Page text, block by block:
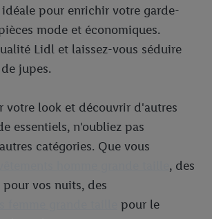
pour enrichir votre garde-
mode et économiques.
Lidl et laissez-vous séduire
jupes.
votre look et découvrir d'autres
essentiels, n'oubliez pas
catégories. Que vous
, des
pour vos nuits, des
pour le